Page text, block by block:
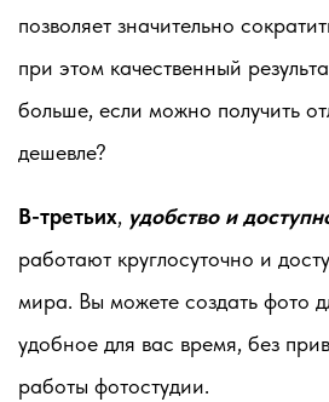
позволяет значительно
при этом качественный
больше, если можно получить
дешевле?
В-третьих, удобство и
работают круглосуточно и
мира. Вы можете создать фото
удобное для вас время, без
работы фотостудии.